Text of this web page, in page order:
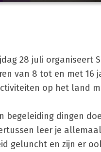
28 juli organiseert
van 8 tot en met
op het land
begeleiding dingen
leer je
geluncht en zijn er